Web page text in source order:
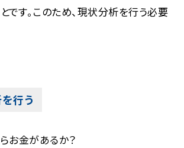
です。このため、現状分析を行う必要
行う
お金があるか？